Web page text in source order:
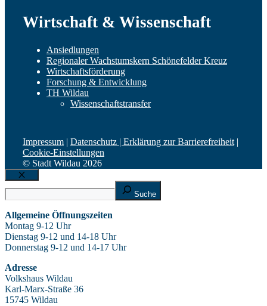
Wirtschaft & Wissenschaft
Ansiedlungen
Regionaler Wachstumskern Schönefelder Kreuz
Wirtschaftsförderung
Forschung & Entwicklung
TH Wildau
Wissenschaftstransfer
Impressum Datenschutz | Erklärung zur Barrierefreiheit|
Cookie-Einstellungen
© Stadt Wildau 2026
Schließen
Suche
Allgemeine Öffnungszeiten
Montag 9-12 Uhr
Dienstag 9-12 und 14-18 Uhr
Donnerstag 9-12 und 14-17 Uhr
Adresse
Volkshaus Wildau
Karl-Marx-Straße 36
15745 Wildau